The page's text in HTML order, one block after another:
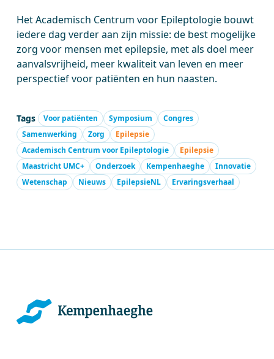
Het Academisch Centrum voor Epileptologie bouwt
iedere dag verder aan zijn missie: de best mogelijke
zorg voor mensen met epilepsie, met als doel meer
aanvalsvrijheid, meer kwaliteit van leven en meer
perspectief voor patiënten en hun naasten.
Tags Voor patiënten Symposium
Congres
Samenwerking
Zorg
Epilepsie
Academisch Centrum voor Epileptologie
Epilepsie
Maastricht UMC+
Onderzoek Kempenhaeghe
Innovatie
Wetenschap
Nieuws EpilepsieNL Ervaringsverhaal